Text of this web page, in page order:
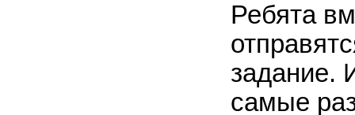
Ребята
задание.
самые